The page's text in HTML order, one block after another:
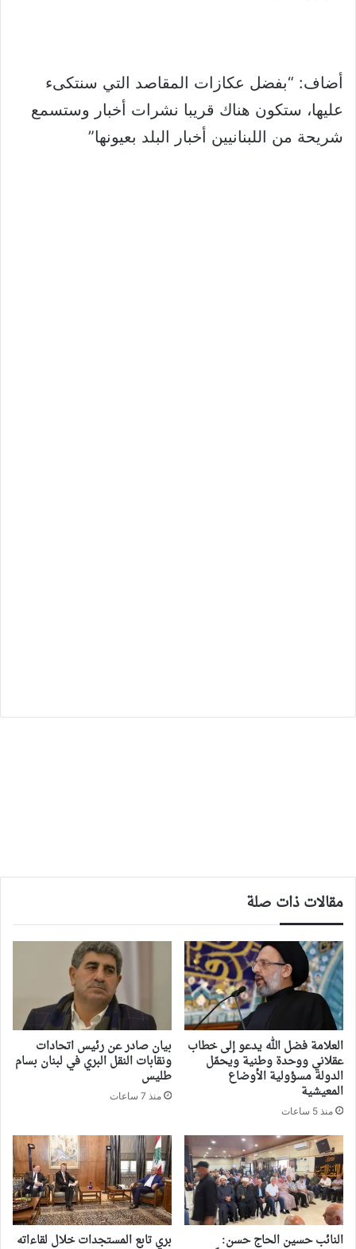
أضاف: “بفضل عكازات المقاصد التي سنتكىء
عليها، ستكون هناك قريبا نشرات أخبار وستسمع
شريحة من اللبنانيين أخبار البلد بعيونها”
مقالات ذات صلة
العلامة فضل الله يدعو إلى خطاب
عقلاني ووحدة وطنية ويحمّل
الدولة مسؤولية الأوضاع
المعيشية
منذ 5 ساعات
بيان صادر عن رئيس اتحادات
ونقابات النقل البري في لبنان بسام
طليس
منذ 7 ساعات
النائب حسين الحاج حسن: بري تابع المستجدات خلال لقاءاته